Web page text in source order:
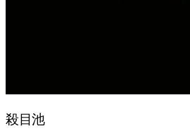
殺目池